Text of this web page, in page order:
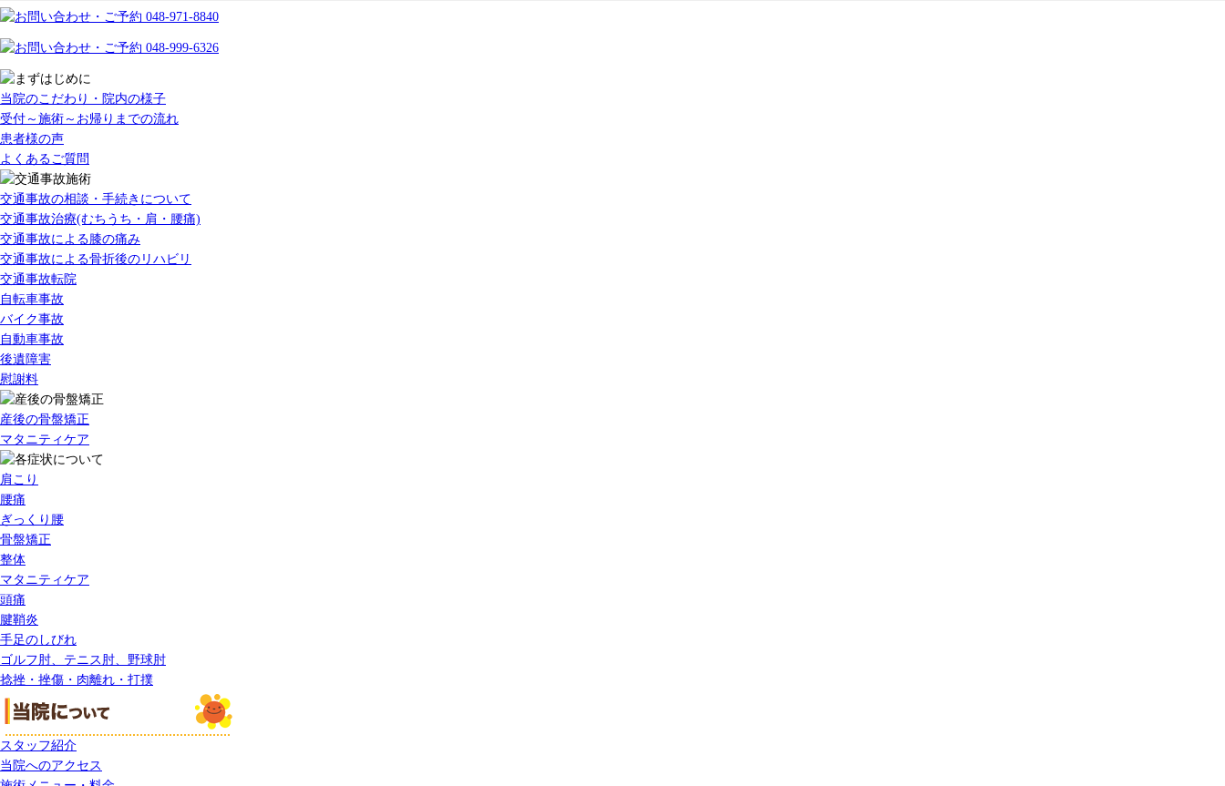
当院のこだわり・院内の様子
受付～施術～お帰りまでの流れ
患者様の声
よくあるご質問
交通事故の相談・手続きについて
交通事故治療(むちうち・肩・腰痛)
交通事故による膝の痛み
交通事故による骨折後のリハビリ
交通事故転院
自転車事故
バイク事故
自動車事故
後遺障害
慰謝料
産後の骨盤矯正
マタニティケア
肩こり
腰痛
ぎっくり腰
骨盤矯正
整体
マタニティケア
頭痛
腱鞘炎
手足のしびれ
ゴルフ肘、テニス肘、野球肘
捻挫・挫傷・肉離れ・打撲
スタッフ紹介
当院へのアクセス